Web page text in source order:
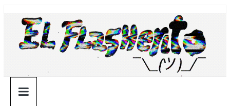
contenido
¯\_(ツ)_/
¯